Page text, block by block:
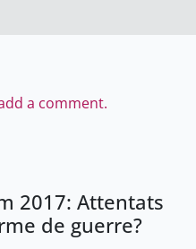
a comment.
2017: Attentats
de guerre?